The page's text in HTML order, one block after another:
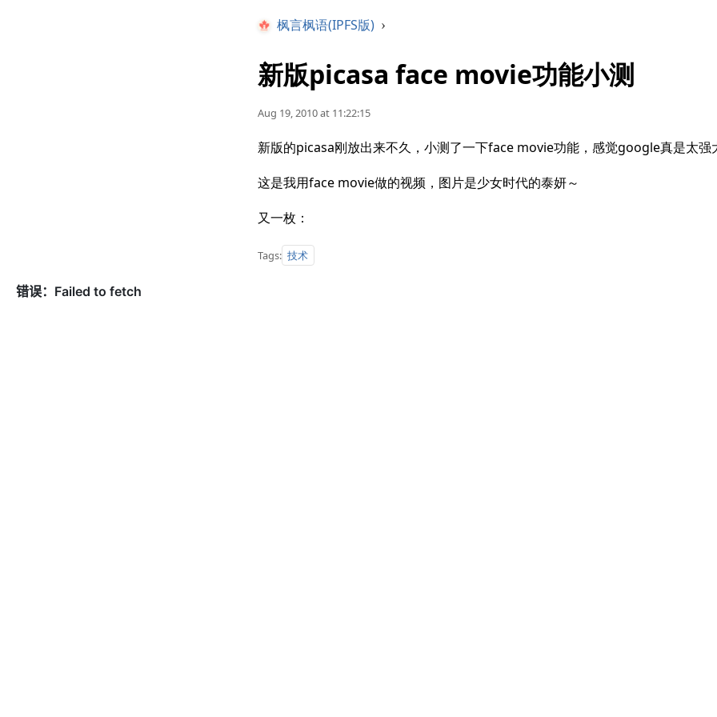
枫言枫语(IPFS版) ›
新版picasa face movie功能小测
Aug 19, 2010 at 11:22:15
新版的picasa刚放出来不久，小测了一下face movie功能，感觉google真是太强
这是我用face movie做的视频，图片是少女时代的泰妍～
又一枚：
Tags: 技术